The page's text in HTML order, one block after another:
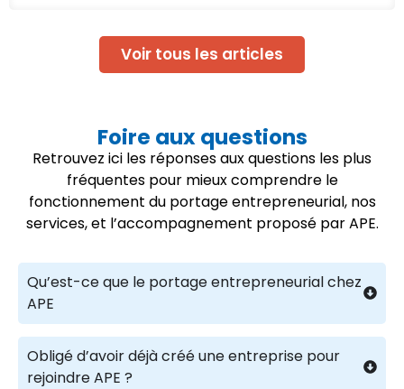
Voir tous les articles
Foire aux questions
Retrouvez ici les réponses aux questions les plus
fréquentes pour mieux comprendre le
fonctionnement du portage entrepreneurial, nos
services, et l’accompagnement proposé par APE.
Qu’est-ce que le portage entrepreneurial chez
APE
Obligé d’avoir déjà créé une entreprise pour
rejoindre APE ?